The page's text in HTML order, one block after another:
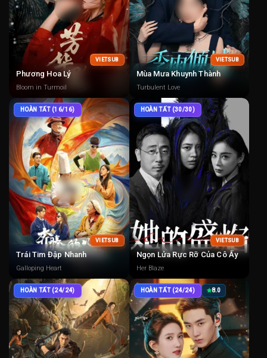
VIETSUB
Phương Hoa Lý
Bloom in Turmoil
VIETSUB
Mùa Mưa Khuynh Thành
Turbulent Love
HOÀN TẤT (16/16)
VIETSUB
Trái Tim Đập Nhanh
Galloping Heart
HOÀN TẤT (30/30)
VIETSUB
Ngọn Lửa Rực Rỡ Của Cô Ấy
Her Blaze
HOÀN TẤT (24/24) HOÀN TẤT (24/24) 8.0